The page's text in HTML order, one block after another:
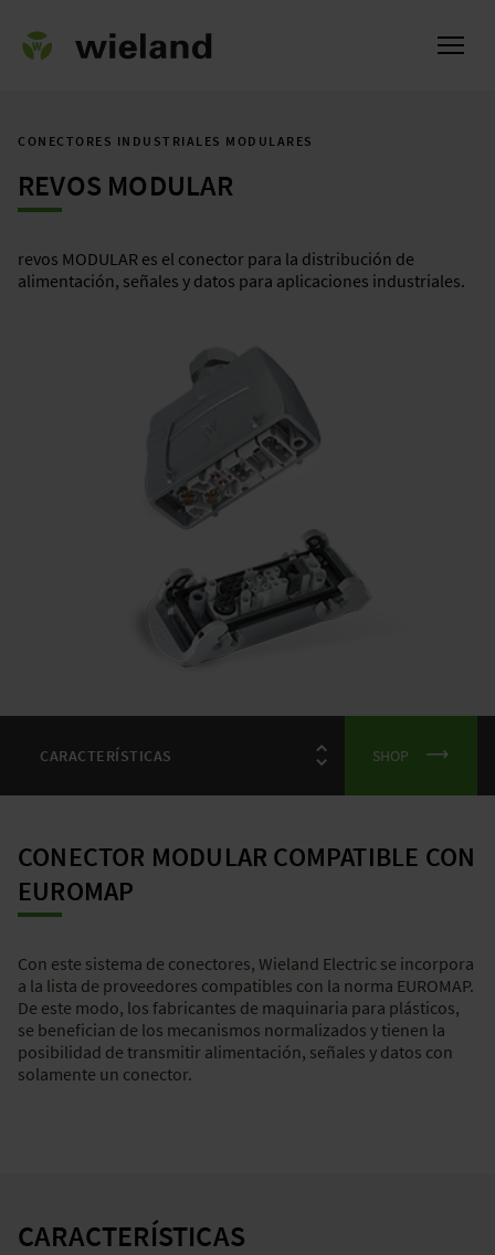
CONECTORES INDUSTRIALES MODULARES
REVOS MODULAR
revos MODULAR es el conector para la distribución de
alimentación, señales y datos para aplicaciones industriales.
SHOP
CONECTOR MODULAR COMPATIBLE CON
EUROMAP
Con este sistema de conectores, Wieland Electric se incorpora
a la lista de proveedores compatibles con la norma EUROMAP.
De este modo, los fabricantes de maquinaria para plásticos,
se benefician de los mecanismos normalizados y tienen la
posibilidad de transmitir alimentación, señales y datos con
solamente un conector.
CARACTERÍSTICAS